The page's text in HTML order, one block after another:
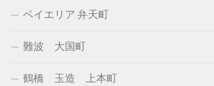
ベイエリア 弁天町
難波 大国町
鶴橋 玉造 上本町